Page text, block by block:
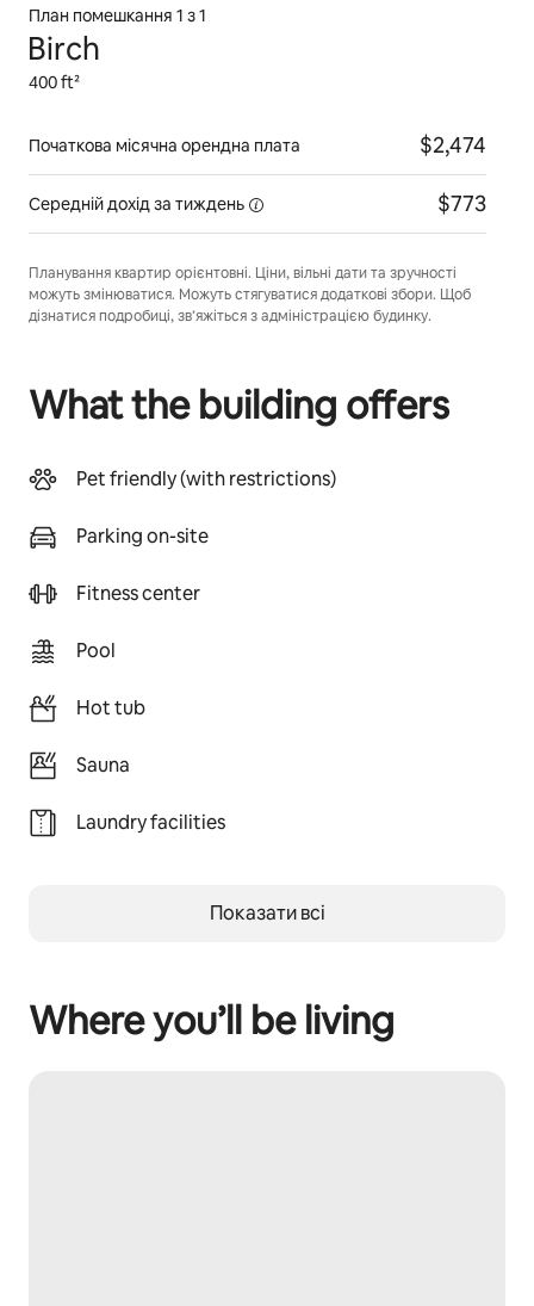
План помешкання 1 з 1
Birch
400 ft²
Початкова місячна орендна плата $2,474
Середній дохідза тиждень $773
Планування квартир орієнтовні. Ціни, вільні дати та зручності
можуть змінюватися. Можуть стягуватися додаткові збори. Щоб
дізнатися подробиці, зв’яжіться з адміністрацією будинку.
What the building offers
Pet friendly (with restrictions)
Parking on-site
Fitness center
Pool
Hot tub
Sauna
Laundry facilities
Показати всі
Where you’ll be living